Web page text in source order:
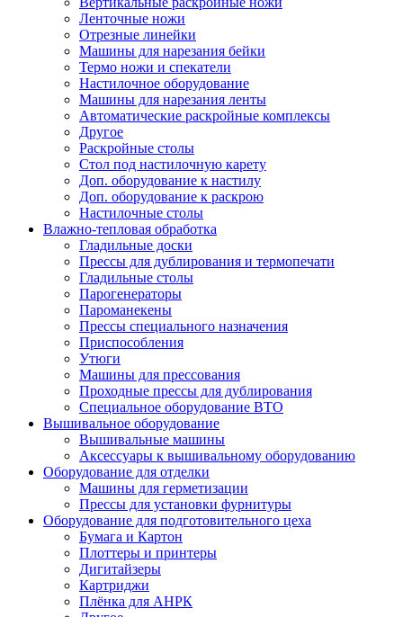
Ленточные ножи
Отрезные линейки
Машины для нарезания бейки
Термо ножи и спекатели
Настилочное оборудование
Машины для нарезания ленты
Автоматические раскройные комплексы
Другое
Раскройные столы
Стол под настилочную карету
Доп. оборудование к настилу
Доп. оборудование к раскрою
Настилочные столы
Влажно-тепловая обработка
Гладильные доски
Прессы для дублирования и термопечати
Гладильные столы
Парогенераторы
Пароманекены
Прессы специального назначения
Приспособления
Утюги
Машины для прессования
Проходные прессы для дублирования
Специальное оборудование ВТО
Вышивальное оборудование
Вышивальные машины
Аксессуары к вышивальному оборудованию
Оборудование для отделки
Машины для герметизации
Прессы для установки фурнитуры
Оборудование для подготовительного цеха
Бумага и Картон
Плоттеры и принтеры
Дигитайзеры
Картриджи
Плёнка для АНРК